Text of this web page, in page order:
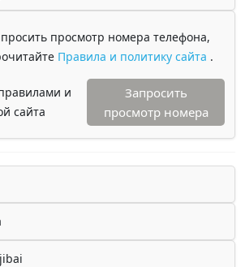
просмотр номера телефона,
Правила и политику сайта .
и
сайта
Запросить
просмотр номера